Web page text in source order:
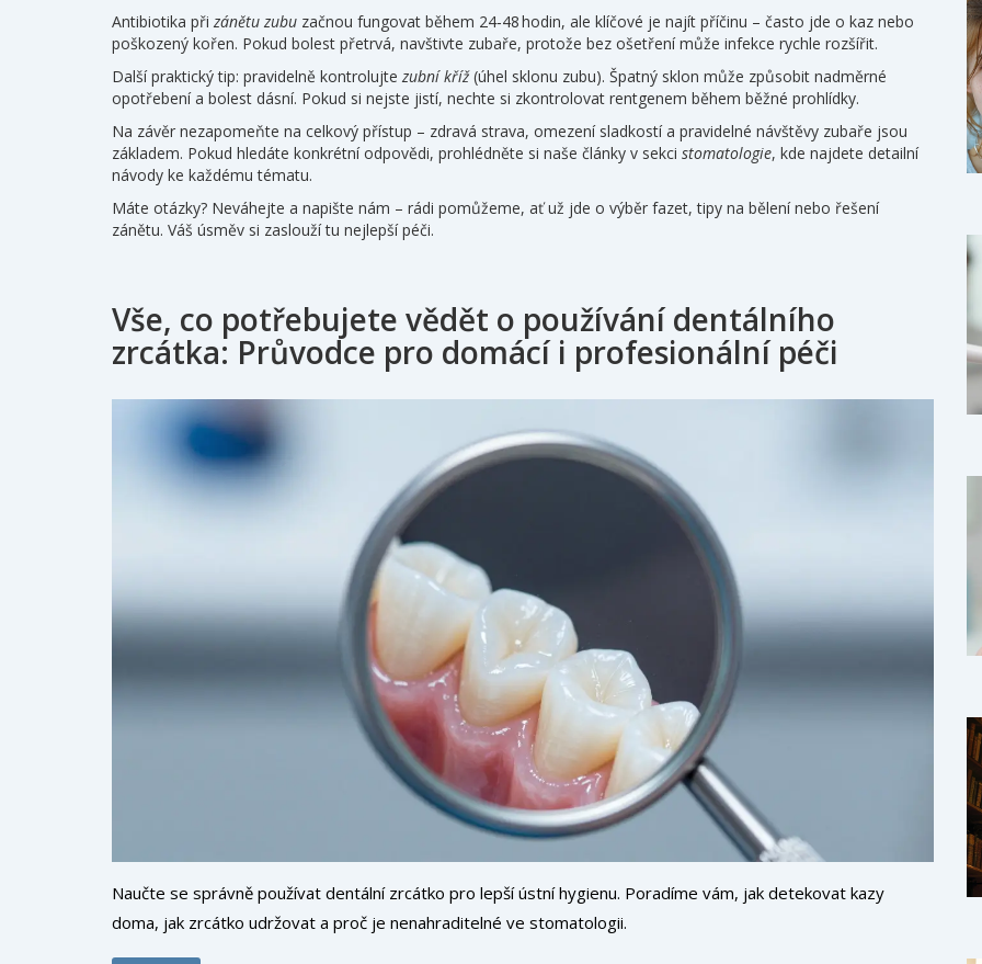
Antibiotika přizánětu zubu začnou fungovat během 24‑48 hodin, ale klíčové je najít příčinu – často jde o kaz nebo
poškozený kořen. Pokud bolest přetrvá, navštivte zubaře, protože bez ošetření může infekce rychle rozšířit.
Další praktický tip: pravidelně kontrolujtezubní kříž(úhel sklonu zubu). Špatný sklon může způsobit nadměrné
opotřebení a bolest dásní. Pokud si nejste jistí, nechte si zkontrolovat rentgenem během běžné prohlídky.
Na závěr nezapomeňte na celkový přístup – zdravá strava, omezení sladkostí a pravidelné návštěvy zubaře jsou
základem. Pokud hledáte konkrétní odpovědi, prohlédněte si naše články v sekci stomatologie, kde najdete detailní
návody ke každému tématu.
Máte otázky? Neváhejte a napište nám – rádi pomůžeme, ať už jde o výběr fazet, tipy na bělení nebo řešení
zánětu. Váš úsměv si zaslouží tu nejlepší péči.
Vše, co potřebujete vědět o používání dentálního
zrcátka: Průvodce pro domácí i profesionální péči
Naučte se správně používat dentální zrcátko pro lepší ústní hygienu. Poradíme vám, jak detekovat kazy
doma, jak zrcátko udržovat a proč je nenahraditelné ve stomatologii.